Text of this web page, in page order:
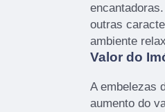
outras
ambiente
Valor do
A embelezas
aumento do